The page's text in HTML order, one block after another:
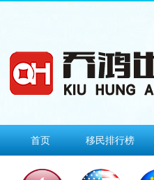
首页 移民排行榜